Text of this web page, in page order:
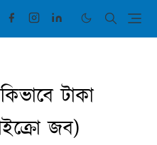
টাকা
জব)